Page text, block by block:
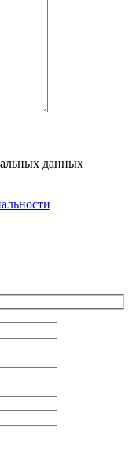
данных